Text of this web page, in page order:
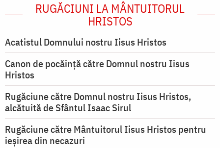
RUGĂCIUNI LA MÂNTUITORUL
HRISTOS
Acatistul Domnului nostru Iisus Hristos
Canon de pocăință către Domnul nostru Iisus
Hristos
Rugăciune către Domnul nostru Iisus Hristos,
alcătuită de Sfântul Isaac Sirul
Rugăciune către Mântuitorul Iisus Hristos pentru
ieşirea din necazuri